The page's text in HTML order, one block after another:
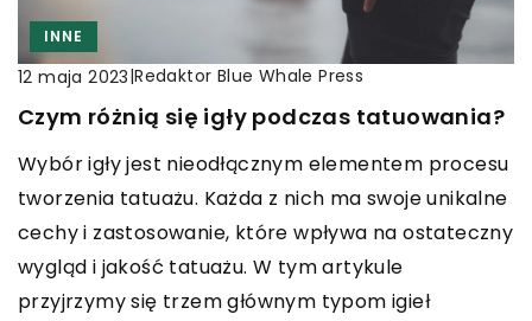
INNE
12 maja 2023|Redaktor Blue Whale Press
Czym różnią się igły podczas tatuowania?
Wybór igły jest nieodłącznym elementem procesu
tworzenia tatuażu. Każda z nich ma swoje unikalne
cechy i zastosowanie, które wpływa na ostateczny
wygląd i jakość tatuażu. W tym artykule
przyjrzymy się trzem głównym typom igieł